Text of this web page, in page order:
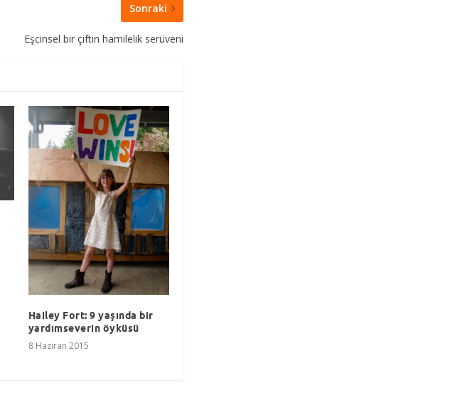
Sonraki
Eşcinsel bir çiftin hamilelik serüveni
Hailey Fort: 9 yaşında bir
yardımseverin öyküsü
8 Haziran 2015